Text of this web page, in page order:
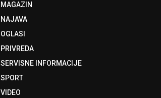
MAGAZIN
NAJAVA
OGLASI
PRIVREDA
SERVISNE INFORMACIJE
SPORT
VIDEO